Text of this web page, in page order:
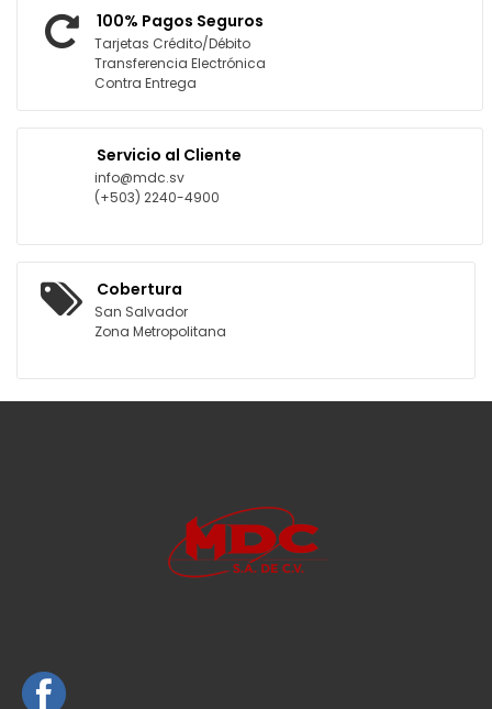
100% Pagos Seguros
Tarjetas Crédito/Débito
Transferencia Electrónica
Contra Entrega
Servicio al Cliente
info@mdc.sv
(+503) 2240-4900
Cobertura
San Salvador
Zona Metropolitana